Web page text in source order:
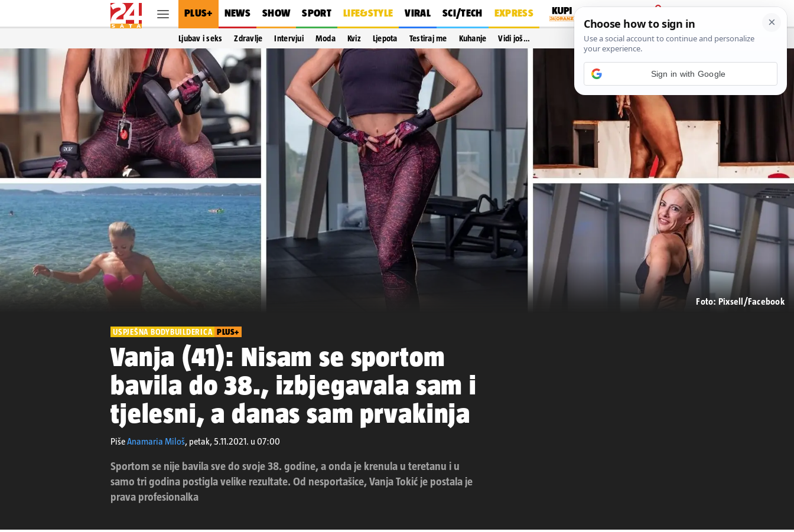
PLUS+ NEWS SHOW SPORT LIFE&STYLE VIRAL SCI/TECH EXPRESS
PRIJAVA
Ljubav i seks Zdravlje Intervjui Moda Kviz Ljepota Testiraj me Kuhanje Vidi još…
Foto: Pixsell/Facebook
USPJEŠNA BODYBUILDERICA PLUS+
Vanja (41): Nisam se sportom
bavila do 38., izbjegavala sam i
tjelesni, a danas sam prvakinja
PišeAnamaria Miloš, petak, 5.11.2021. u 07:00
Sportom se nije bavila sve do svoje 38. godine, a onda je krenula u teretanu i u
samo tri godina postigla velike rezultate. Od nesportašice, Vanja Tokić je postala je
prava profesionalka
Sign in with Google